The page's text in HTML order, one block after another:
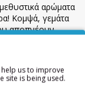
αρώματα
Κομψά, γεμάτα
αποπνέουν
την αγαπημένη σου
εκ των οποίων 2
us to improve
site is being used.